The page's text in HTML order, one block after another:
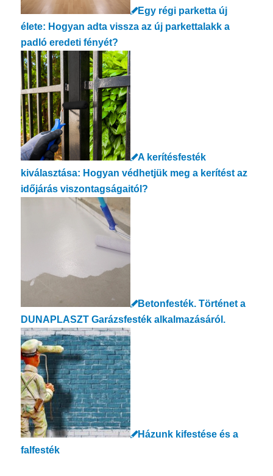
Egy régi parketta új
élete: Hogyan adta vissza az új parkettalakk a
padló eredeti fényét?
A kerítésfesték
kiválasztása: Hogyan védhetjük meg a kerítést az
időjárás viszontagságaitól?
Betonfesték. Történet a
DUNAPLASZT Garázsfesték alkalmazásáról.
Házunk kifestése és a
falfesték